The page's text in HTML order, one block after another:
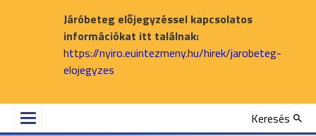
Járóbeteg előjegyzéssel kapcsolatos
információkat itt találnak:
https://nyiro.euintezmeny.hu/hirek/jarobeteg-
elojegyzes
Keresés